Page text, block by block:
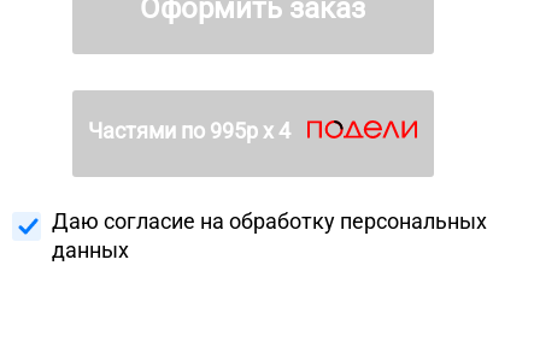
Оформить заказ
Частями по 995р х 4
Даю согласие на обработку персональных
данных